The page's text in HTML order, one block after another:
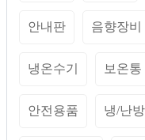
안내판 음향장비
냉온수기 보온통
안전용품 냉/난